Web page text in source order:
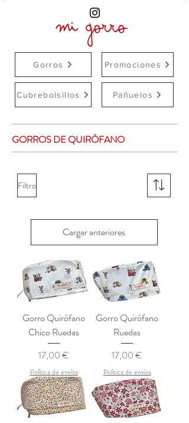
Gorros
Cubrebolsillos Pañuelos
Promociones
GORROS DE QUIRÓFANO
Filtro
Cargar anteriores
Gorro Quirófano
Chico Ruedas
Precio
17,00 €
Política de envíos
Gorro Quirófano
Ruedas
Precio
17,00 €
Política de envíos